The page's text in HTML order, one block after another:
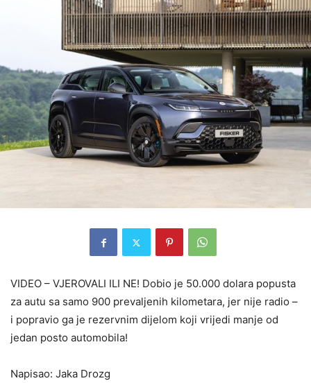
VIDEO – VJEROVALI ILI NE! Dobio je 50.000 dolara popusta
za autu sa samo 900 prevaljenih kilometara, jer nije radio –
i popravio ga je rezervnim dijelom koji vrijedi manje od
jedan posto automobila!
Napisao: Jaka Drozg